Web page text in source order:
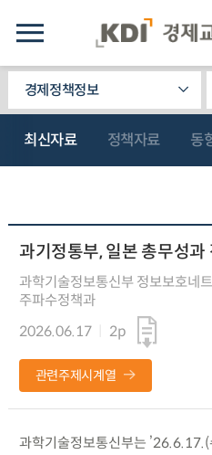
경제정책정보
최신자료 정책자료 동
과기정통부, 일본 총무성과
과학기술정보통신부 정보보호네
주파수정책과
2026.06.17
2p
관련주제시계열
과학기술정보통신부는